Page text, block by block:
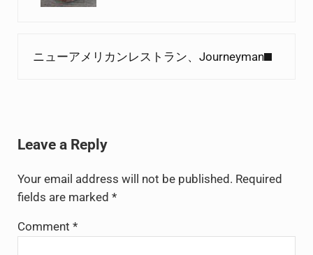
ニューアメリカンレストラン、Journeyman
Leave a Reply
Your email address will not be published. Required
fields are marked *
Comment *